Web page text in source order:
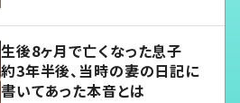
生後8ヶ月で亡くなった息子
約3年半後、当時の妻の日記に
書いてあった本音とは